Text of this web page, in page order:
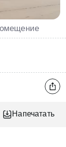
Напечатать